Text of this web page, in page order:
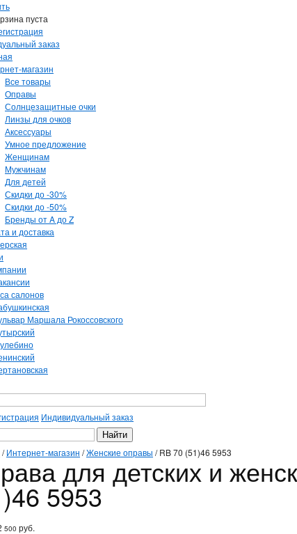
пуста
заказ
магазин
Все товары
Оправы
Солнцезащитные очки
Линзы для очков
Аксессуары
Умное предложение
Женщинам
Мужчинам
Для детей
Скидки до -30%
Скидки до -50%
Бренды от A до Z
и доставка
салонов
Маршала Рокоссовского
Индивидуальный заказ
/Интернет-магазин /Женские оправы /RB 70 (51)46 5953
для детских и
5953
500 руб.